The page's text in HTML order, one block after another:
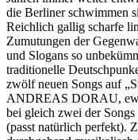
die Berliner schwimmen
Reichlich gallig scharfe
Zumutungen der
und Slogans so
traditionelle
zwölf neuen Songs auf
ANDREAS DORAU,
bei gleich zwei der
(passt natürlich perfekt).